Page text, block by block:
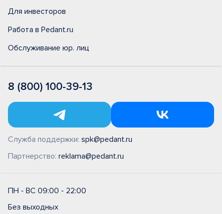
Для инвесторов
Работа в Pedant.ru
Обслуживание юр. лиц
8 (800) 100-39-13
Служба поддержки: spk@pedant.ru
Партнерство: reklama@pedant.ru
ПН - ВС 09:00 - 22:00
Без выходных